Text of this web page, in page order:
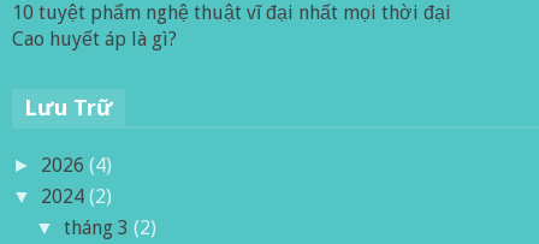
10 tuyệt phẩm nghệ thuật vĩ đại nhất mọi thời đại
Cao huyết áp là gì?
Lưu Trữ
► 2026 (4)
▼ 2024 (2)
▼tháng 3(2)